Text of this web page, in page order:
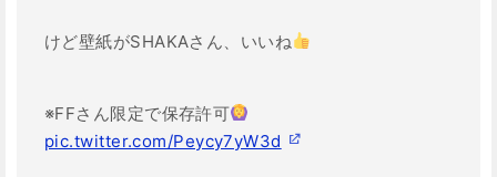
けど壁紙がSHAKAさん、いいね
※FFさん限定で保存許可
pic.twitter.com/Peycy7yW3d